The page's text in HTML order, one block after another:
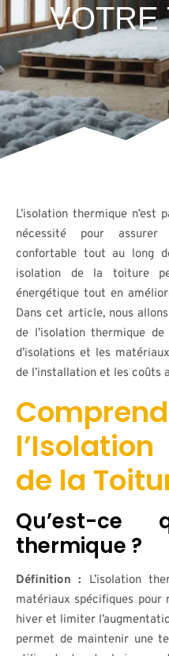
VOTRE
L’isolation thermique n’est
nécessité pour assurer
confortable tout au long
isolation de la toiture
énergétique tout en
Dans cet article, nous
de l’isolation thermique
d’isolations et les
de l’installation et les coûts
de la
Qu’est-ce
thermique ?
Définition : L’isolation
matériaux spécifiques pour
hiver et limiter
permet de maintenir une